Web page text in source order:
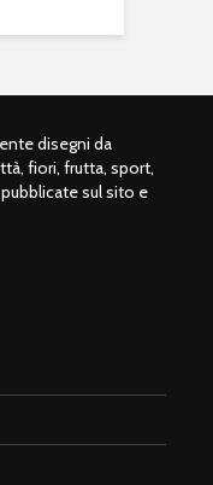
disegni da
fiori, frutta, sport,
sul sito e